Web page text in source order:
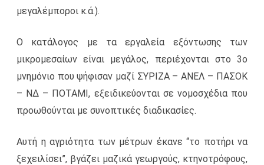
μεγαλέμποροι κ.ά.).
Ο κατάλογος με τα εργαλεία εξόντωσης των
μικρομεσαίων είναι μεγάλος, περιέχονται στο 3ο
μνημόνιο που ψήφισαν μαζί ΣΥΡΙΖΑ – ΑΝΕΛ – ΠΑΣΟΚ
– ΝΔ – ΠΟΤΑΜΙ, εξειδικεύονται σε νομοσχέδια που
προωθούνται με συνοπτικές διαδικασίες.
Αυτή η αγριότητα των μέτρων έκανε “το ποτήρι να
ξεχειλίσει”, βγάζει μαζικά γεωργούς, κτηνοτρόφους,